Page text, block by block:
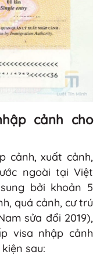
cảnh cho
cảnh, xuất cảnh,
ngoài tại Việt
bởi khoản 5
quá cảnh, cư trú
sửa đổi 2019),
visa nhập cảnh
sau: